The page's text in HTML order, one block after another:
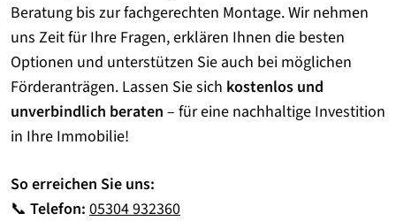
Beratung bis zur fachgerechten Montage. Wir nehmen
uns Zeit für Ihre Fragen, erklären Ihnen die besten
Optionen und unterstützen Sie auch bei möglichen
Förderanträgen. Lassen Sie sich kostenlos und
unverbindlich beraten – für eine nachhaltige Investition
in Ihre Immobilie!
So erreichen Sie uns:
📞 Telefon: 05304 932360